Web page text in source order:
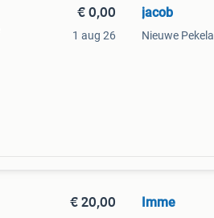
€ 0,00
1 aug 26
jacob
Nieuwe Pekela
€ 20,00 Imme